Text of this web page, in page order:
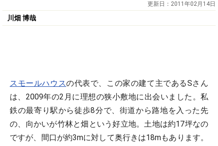
更新日： 2011年02月14日
川畑 博哉
スモールハウスの代表で、この家の建て主であるSさん
は、2009年の2月に理想の狭小敷地に出会いました。私
鉄の最寄り駅から徒歩8分で、街道から路地を入った先
の、向かいが竹林と畑という好立地。土地は約17坪なの
ですが、間口が約3mに対して奥行きは18mもあります。